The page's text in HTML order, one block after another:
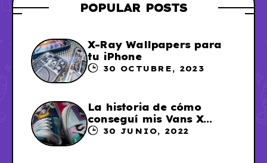
POPULAR POSTS
X-Ray Wallpapers para
tu iPhone
30 OCTUBRE, 2023
La historia de cómo
conseguí mis Vans X
Sailor Moon
30 JUNIO, 2022